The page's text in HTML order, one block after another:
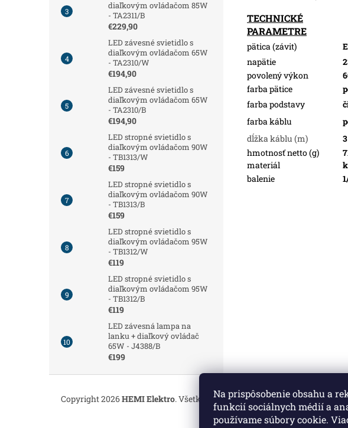
Na prispôsobenie obsahu a
funkcií sociálnych médií a
používame súbory cookie.
diaľkovým ovládačom 85W
- TA2311/B
€229,90
LED závesné svietidlo s
diaľkovým ovládačom 65W
- TA2310/W
€194,90
LED závesné svietidlo s
diaľkovým ovládačom 65W
- TA2310/B
€194,90
LED stropné svietidlo s
diaľkovým ovládačom 90W
- TB1313/W
€159
LED stropné svietidlo s
diaľkovým ovládačom 90W
- TB1313/B
€159
LED stropné svietidlo s
diaľkovým ovládačom 95W
- TB1312/W
€119
LED stropné svietidlo s
diaľkovým ovládačom 95W
- TB1312/B
€119
LED závesná lampa na
lanku + diaľkový ovládač
65W - J4388/B
€199
TECHNICKÉ
PARAMETRE
pätica (závit)
napätie
povolený výkon
farba pätice
farba podstavy
farba káblu
dĺžka káblu (m)
3
hmotnosť netto (g)
materiál
balenie
Copyright 2026HEMI Elektro. Všetky práva vyhradené.Upraviť